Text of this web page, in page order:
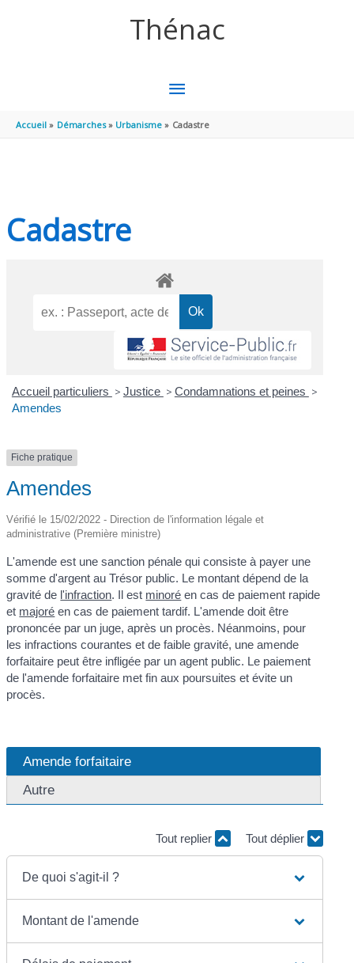
Thénac
MENU
PRINCIPAL
Accueil Démarches Urbanisme Cadastre
Cadastre
Accueil particuliers > Justice > Condamnations et peines >
Amendes
Fiche pratique
Amendes
Vérifié le 15/02/2022 - Direction de l'information légale et
administrative (Première ministre)
L'amende est une sanction pénale qui consiste à payer une
somme d'argent au Trésor public. Le montant dépend de la
gravité de l'infraction. Il est minoré en cas de paiement rapide
et majoré en cas de paiement tardif. L'amende doit être
prononcée par un juge, après un procès. Néanmoins, pour
les infractions courantes et de faible gravité, une amende
forfaitaire peut être infligée par un agent public. Le paiement
de l'amende forfaitaire met fin aux poursuites et évite un
procès.
Amende forfaitaire
Autre
Tout replier Tout déplier
De quoi s'agit-il ?
Montant de l'amende